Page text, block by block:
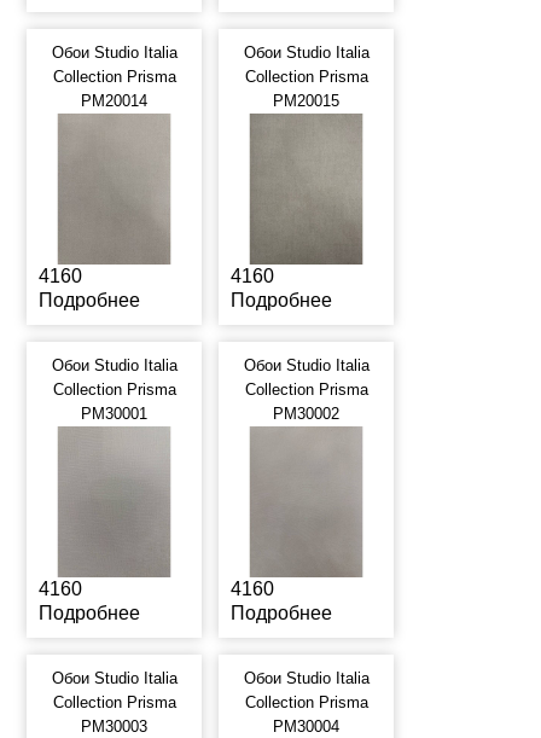
Обои Studio Italia
Collection Prisma
PM20014
4160
Подробнее
Обои Studio Italia
Collection Prisma
PM20015
4160
Подробнее
Обои Studio Italia
Collection Prisma
PM30001
4160
Подробнее
Обои Studio Italia
Collection Prisma
PM30002
4160
Подробнее
Обои Studio Italia
Collection Prisma
PM30003
Обои Studio Italia
Collection Prisma
PM30004